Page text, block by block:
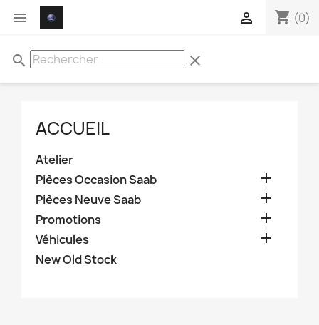
 shopping_cart (0)

search clear
ACCUEIL
Atelier
Pièces Occasion Saab

Pièces Neuve Saab 
Promotions 
Véhicules 
New Old Stock